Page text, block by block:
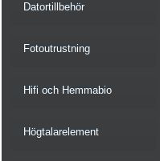
Datortillbehör
Fotoutrustning
Hifi och Hemmabio
Högtalarelement